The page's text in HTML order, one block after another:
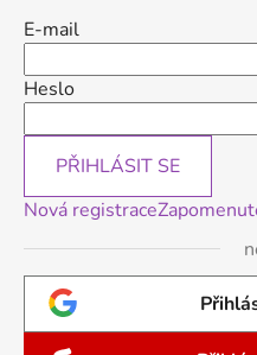
E-mail
Heslo
PŘIHLÁSIT SE
Nová registrace